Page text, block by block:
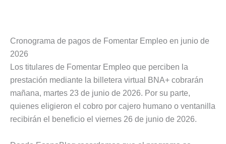
Cronograma de pagos de Fomentar Empleo en junio de
2026
Los titulares de Fomentar Empleo que perciben la
prestación mediante la billetera virtual BNA+ cobrarán
mañana, martes 23 de junio de 2026. Por su parte,
quienes eligieron el cobro por cajero humano o ventanilla
recibirán el beneficio el viernes 26 de junio de 2026.